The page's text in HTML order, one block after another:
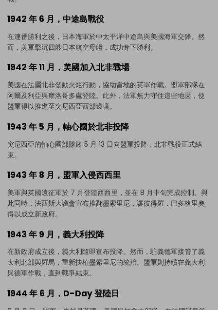
點擊即可下載並使用此範本。
eddx 檔案需使用 EdrawMax 開啟。
1942 年 6 月，中途島戰役
在連番勝利之後，日本海軍於中太平洋中途島與美國海軍交鋒。然
而，美軍擊沉四艘日本航空母艦，成功奪下勝利。
1942 年 11 月，美國加入北非戰場
美國在法屬北非發動火炬行動，協助當地的英軍作戰。盟軍部隊在
阿爾及利亞與摩洛哥多處登陸。此外，法軍無力守住這些地區，使
盟軍得以推進至突尼西亞西部邊境。
1943 年 5 月，軸心國於北非投降
突尼西亞的軸心國部隊於 5 月 13 日向盟軍投降，北非戰役正式結
束。
1943 年 8 月，盟軍入侵西西里
美軍與英國遠征軍於 7 月登陸西西里，並在 8 月中旬完成控制。與
此同時，法西斯大議會宣布推翻墨索里尼，讓彼得羅．巴多格里奧
得以成立新政府。
1943 年 9 月，義大利投降
在新政府成立後，義大利隨即宣布投降。然而，駐義德軍接管了義
大利北部與羅馬，重新扶植墨索里尼的統治。盟軍則持續在義大利
與德軍作戰，直到戰爭結束。
1944 年 6 月，D-Day 登陸日